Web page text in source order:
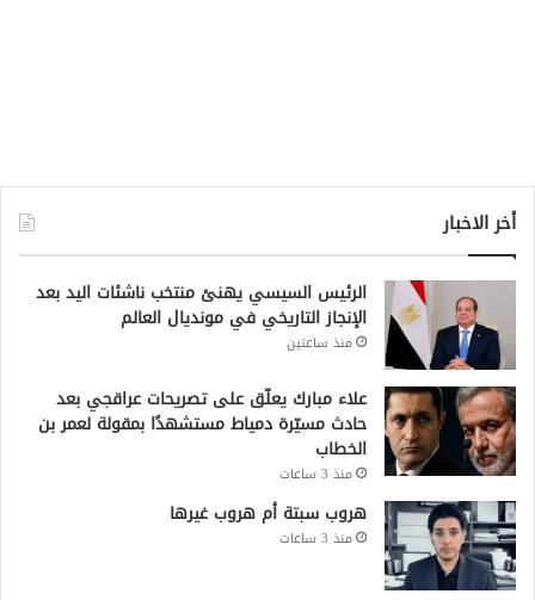
أخر الاخبار
الرئيس السيسي يهنئ منتخب ناشئات اليد بعد
الإنجاز التاريخي في مونديال العالم
منذ ساعتين
علاء مبارك يعلّق على تصريحات عراقجي بعد
حادث مسيّرة دمياط مستشهدًا بمقولة لعمر بن
الخطاب
منذ 3 ساعات
هروب سبتة أم هروب غيرها
منذ 3 ساعات